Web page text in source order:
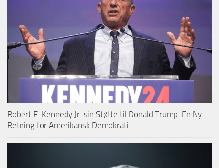
Robert F. Kennedy Jr. sin Støtte til Donald Trump: En Ny
Retning for Amerikansk Demokrati